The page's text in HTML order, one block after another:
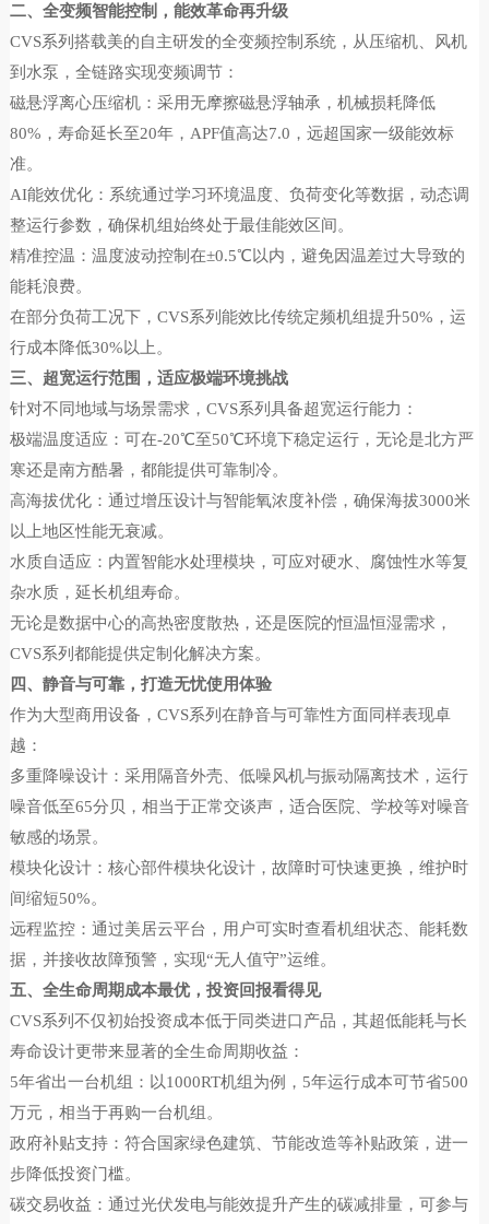
二、全变频智能控制，能效革命再升级
CVS系列搭载美的自主研发的全变频控制系统，从压缩机、风机
到水泵，全链路实现变频调节：
磁悬浮离心压缩机：采用无摩擦磁悬浮轴承，机械损耗降低
80%，寿命延长至20年，APF值高达7.0，远超国家一级能效标
准。
AI能效优化：系统通过学习环境温度、负荷变化等数据，动态调
整运行参数，确保机组始终处于最佳能效区间。
精准控温：温度波动控制在±0.5℃以内，避免因温差过大导致的
能耗浪费。
在部分负荷工况下，CVS系列能效比传统定频机组提升50%，运
行成本降低30%以上。
三、超宽运行范围，适应极端环境挑战
针对不同地域与场景需求，CVS系列具备超宽运行能力：
极端温度适应：可在-20℃至50℃环境下稳定运行，无论是北方严
寒还是南方酷暑，都能提供可靠制冷。
高海拔优化：通过增压设计与智能氧浓度补偿，确保海拔3000米
以上地区性能无衰减。
水质自适应：内置智能水处理模块，可应对硬水、腐蚀性水等复
杂水质，延长机组寿命。
无论是数据中心的高热密度散热，还是医院的恒温恒湿需求，
CVS系列都能提供定制化解决方案。
四、静音与可靠，打造无忧使用体验
作为大型商用设备，CVS系列在静音与可靠性方面同样表现卓
越：
多重降噪设计：采用隔音外壳、低噪风机与振动隔离技术，运行
噪音低至65分贝，相当于正常交谈声，适合医院、学校等对噪音
敏感的场景。
模块化设计：核心部件模块化设计，故障时可快速更换，维护时
间缩短50%。
远程监控：通过美居云平台，用户可实时查看机组状态、能耗数
据，并接收故障预警，实现“无人值守”运维。
五、全生命周期成本最优，投资回报看得见
CVS系列不仅初始投资成本低于同类进口产品，其超低能耗与长
寿命设计更带来显著的全生命周期收益：
5年省出一台机组：以1000RT机组为例，5年运行成本可节省500
万元，相当于再购一台机组。
政府补贴支持：符合国家绿色建筑、节能改造等补贴政策，进一
步降低投资门槛。
碳交易收益：通过光伏发电与能效提升产生的碳减排量，可参与